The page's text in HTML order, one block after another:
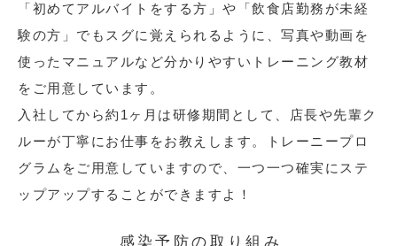
「初めてアルバイトをする方」や「飲食店勤務が未経
験の方」でもスグに覚えられるように、写真や動画を
使ったマニュアルなど分かりやすいトレーニング教材
をご用意しています。
入社してから約1ヶ月は研修期間として、店長や先輩ク
ルーが丁寧にお仕事をお教えします。トレーニープロ
グラムをご用意していますので、一つ一つ確実にステ
ップアップすることができますよ！
感染予防の取り組み